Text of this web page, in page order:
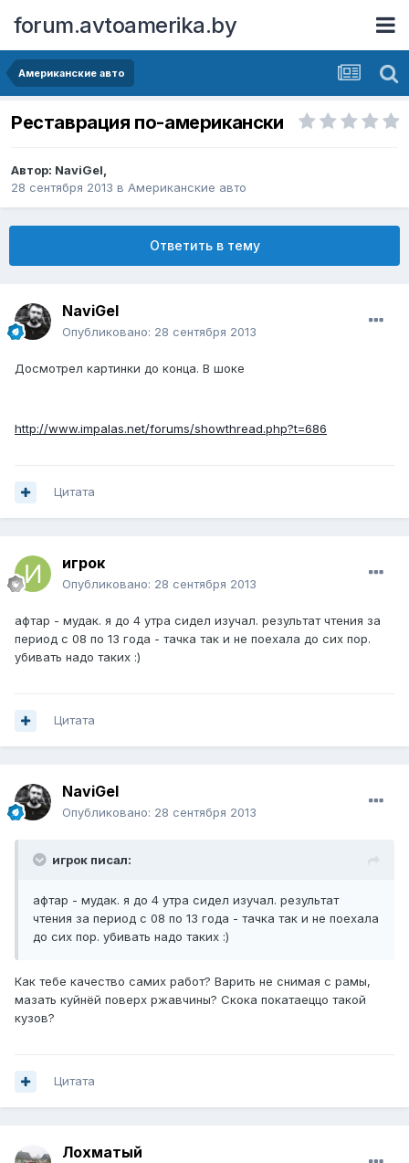
forum.avtoamerika.by
Американские авто
Реставрация по-американски
Автор: NaviGel,
28 сентября 2013 в Американские авто
Ответить в тему
NaviGel
Опубликовано: 28 сентября 2013
Досмотрел картинки до конца. В шоке
http://www.impalas.net/forums/showthread.php?t=686
Цитата
игрок
Опубликовано: 28 сентября 2013
афтар - мудак. я до 4 утра сидел изучал. результат чтения за
период с 08 по 13 года - тачка так и не поехала до сих пор.
убивать надо таких :)
Цитата
NaviGel
Опубликовано: 28 сентября 2013
игрок писал:
афтар - мудак. я до 4 утра сидел изучал. результат
чтения за период с 08 по 13 года - тачка так и не поехала
до сих пор. убивать надо таких :)
Как тебе качество самих работ? Варить не снимая с рамы,
мазать куйнёй поверх ржавчины? Скока покатаеццо такой
кузов?
Цитата
Лохматый